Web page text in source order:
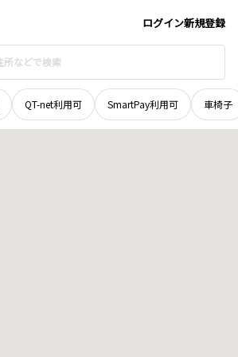
ログイン新規登録
QT-net利用可 SmartPay利用可 車椅子